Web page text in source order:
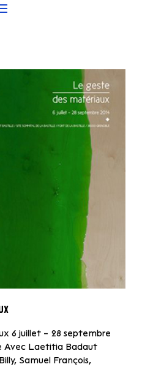
6 juillet – 28 septembre
Avec Laetitia Badaut
Samuel François,